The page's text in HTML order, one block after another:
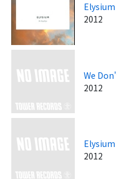
Elysium
2012
We
2012
Elysium
2012